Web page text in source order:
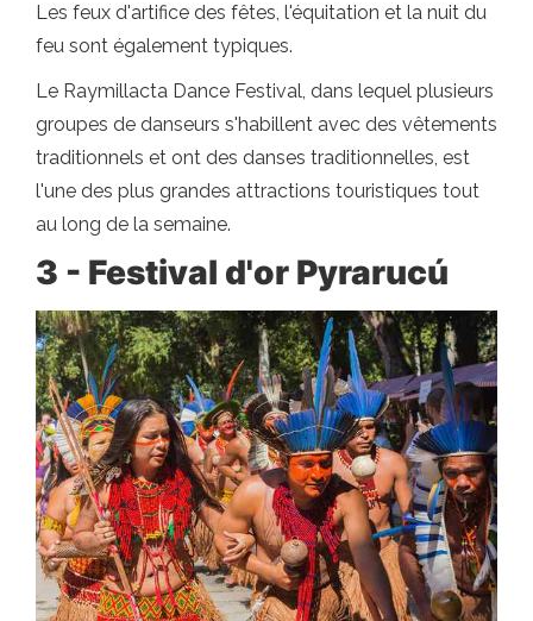
Les feux d'artifice des fêtes, l'équitation et la nuit du
feu sont également typiques.
Le Raymillacta Dance Festival, dans lequel plusieurs
groupes de danseurs s'habillent avec des vêtements
traditionnels et ont des danses traditionnelles, est
l'une des plus grandes attractions touristiques tout
au long de la semaine.
3 - Festival d'or Pyrarucú